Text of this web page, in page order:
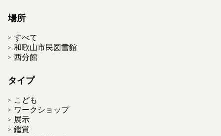
場所
すべて
和歌山市民図書館
西分館
タイプ
こども
ワークショップ
展示
鑑賞